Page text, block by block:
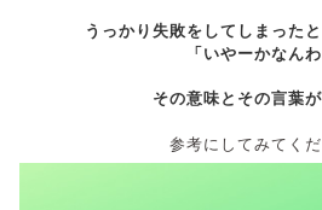
うっかり失敗をしてしまった
「いやーかなんわ
その意味とその言葉
参考にしてみてくだ